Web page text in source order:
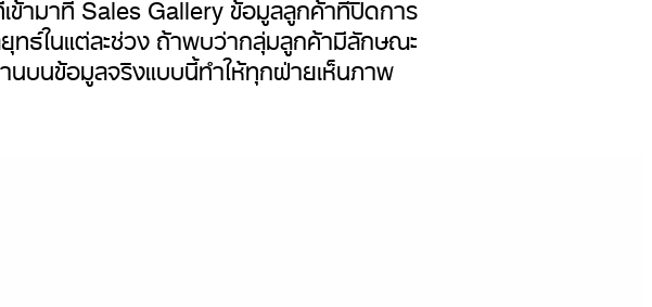
ยุทธ์ในแต่ละช่วง ถ้าพบว่ากลุ่มลูกค้ามีลักษณะ
นบนข้อมูลจริงแบบนี้ทำให้ทุกฝ่ายเห็นภาพ